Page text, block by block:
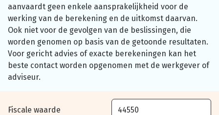
aanvaardt geen enkele aansprakelijkheid voor de
werking van de berekening en de uitkomst daarvan.
Ook niet voor de gevolgen van de beslissingen, die
worden genomen op basis van de getoonde resultaten.
Voor gericht advies of exacte berekeningen kan het
beste contact worden opgenomen met de werkgever of
adviseur.
Fiscale waarde